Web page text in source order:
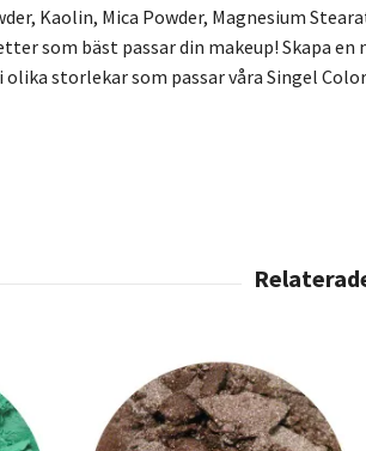
Kaolin, Mica Powder, Magnesium
som bäst passar din makeup! Skapa en
storlekar som passar våra Singel